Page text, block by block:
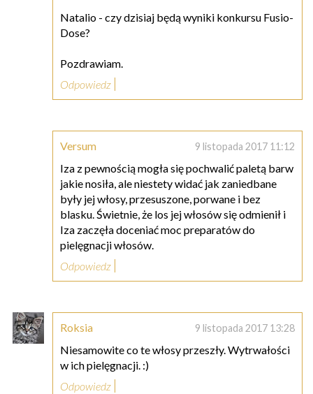
Natalio - czy dzisiaj będą wyniki konkursu Fusio-
Dose?
Pozdrawiam.
Odpowiedz
Versum 9 listopada 2017 11:12
Iza z pewnością mogła się pochwalić paletą barw
jakie nosiła, ale niestety widać jak zaniedbane
były jej włosy, przesuszone, porwane i bez
blasku. Świetnie, że los jej włosów się odmienił i
Iza zaczęła doceniać moc preparatów do
pielęgnacji włosów.
Odpowiedz
Roksia 9 listopada 2017 13:28
Niesamowite co te włosy przeszły. Wytrwałości
w ich pielęgnacji. :)
Odpowiedz